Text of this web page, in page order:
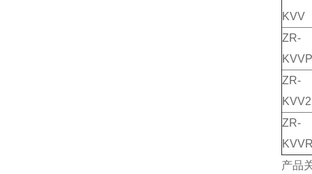
KVV
ZR-
ZR-
KVV2
ZR-
产品